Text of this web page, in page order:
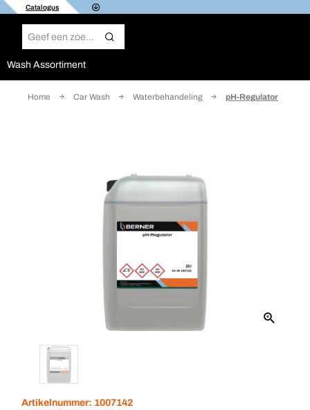
Catalogus
Wash Assortiment
Home Car Wash Waterbehandeling pH-Regulator
Artikelnummer: 1007142